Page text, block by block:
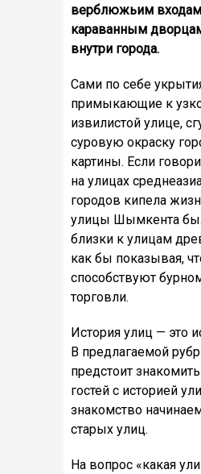
верблюжьим
караванным
внутри города.
Сами по себе
примыкающие к
извилистой улице,
суровую окраску
картины. Если
на улицах
городов кипела
улицы Шымкента
близки к улицам
как бы показывая,
способствуют
торговли.
История улиц — это
В предлагаемой
предстоит
гостей с историей
знакомство
старых улиц.
На вопрос «какая